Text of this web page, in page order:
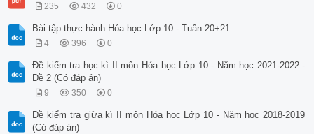
235 432 0
Bài tập thực hành Hóa học Lớp 10 - Tuần 20+21
4 396 0
Đề kiểm tra học kì II môn Hóa học Lớp 10 - Năm học 2021-2022 -
Đề 2 (Có đáp án)
9 350 0
Đề kiểm tra giữa kì II môn Hóa học Lớp 10 - Năm học 2018-2019
(Có đáp án)